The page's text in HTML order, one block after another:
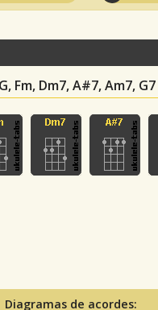
Fm, Dm7, A#7, Am7, G7
Diagramas de acordes: